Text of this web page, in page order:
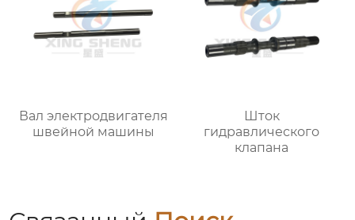
Вал электродвигателя
швейной машины
Шток
гидравлического
клапана